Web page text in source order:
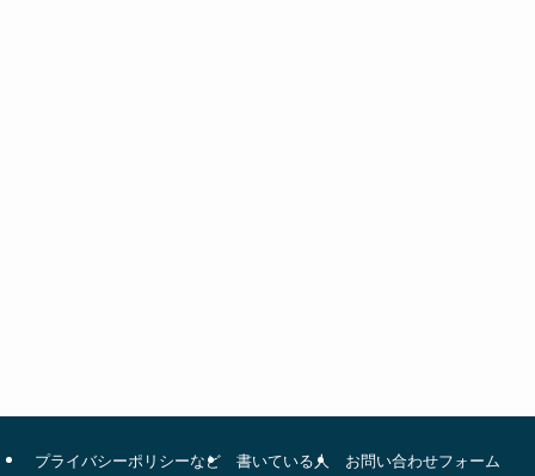
プライバシーポリシーなど 書いている人 お問い合わせフォーム